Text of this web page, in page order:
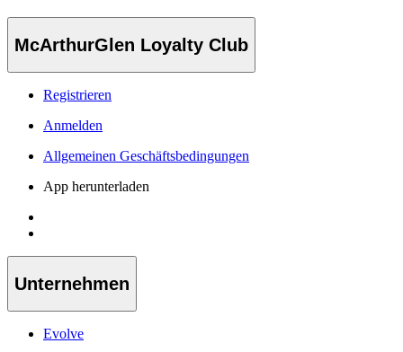
McArthurGlen Loyalty Club
Registrieren
Anmelden
Allgemeinen Geschäftsbedingungen
App herunterladen
Unternehmen
Evolve